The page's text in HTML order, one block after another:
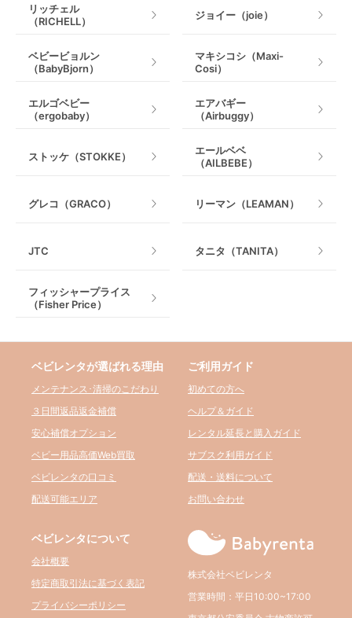
リッチェル
（RICHELL）
ジョイー（joie）
ベビービョルン
（BabyBjorn）
マキシコシ（Maxi-
Cosi）
エルゴベビー
（ergobaby）
エアバギー
（Airbuggy）
ストッケ（STOKKE）
エールベベ
（AILBEBE）
グレコ（GRACO） リーマン（LEAMAN）
JTC タニタ（TANITA）
フィッシャープライス
（Fisher Price）
ベビレンタが選ばれる理由
メンテナンス･清掃のこだわり
３日間返品返金補償
安心補償オプション
ベビー用品高価Web買取
ベビレンタの口コミ
配送可能エリア
ご利用ガイド
初めての方へ
ヘルプ＆ガイド
レンタル延長と購入ガイド
サブスク利用ガイド
配送・送料について
お問い合わせ
ベビレンタについて
会社概要
特定商取引法に基づく表記
プライバシーポリシー
株式会社ベビレンタ
営業時間：平日10:00~17:00